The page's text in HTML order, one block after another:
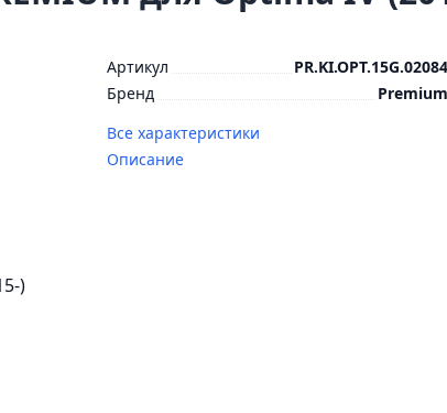
Артикул
PR.KI.OPT.15G.02084
Бренд
Premium
Все характеристики
Описание